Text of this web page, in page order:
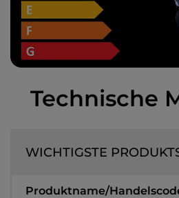
Technische
WICHTIGSTE
Produktname/